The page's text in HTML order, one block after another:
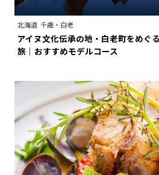
北海道 千歳・白老
アイヌ文化伝承の地・白老町をめぐ
旅｜おすすめモデルコース